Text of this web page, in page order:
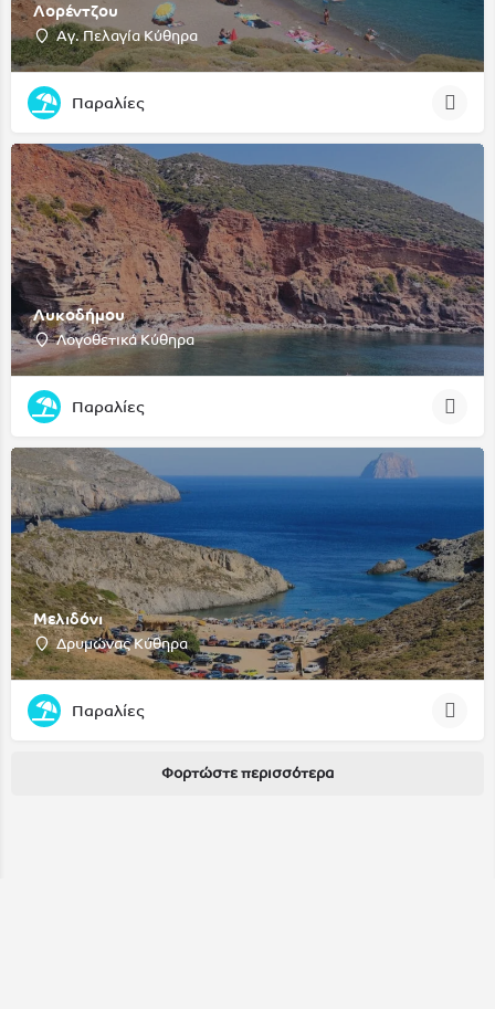
Λορέντζου
Αγ. Πελαγία Κύθηρα
Παραλίες
Λυκοδήμου
Λογοθετικά Κύθηρα
Παραλίες
Μελιδόνι
Δρυμώνας Κύθηρα
Παραλίες
Φορτώστε περισσότερα